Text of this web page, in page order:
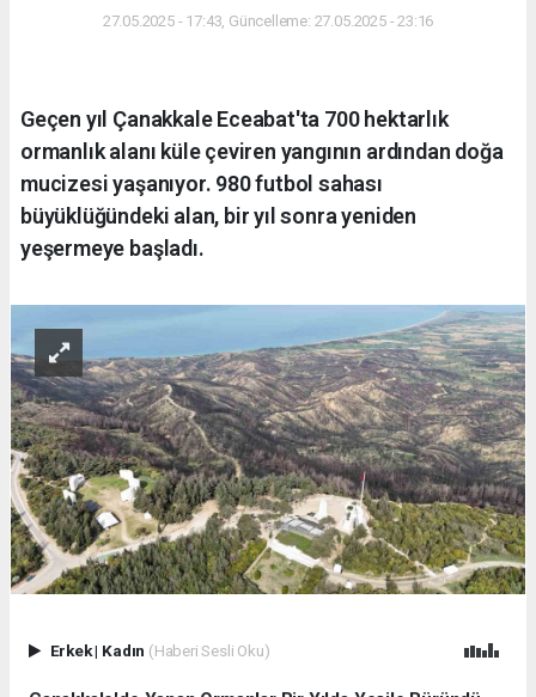
27.05.2025 - 17:43, Güncelleme: 27.05.2025 - 23:16
Geçen yıl Çanakkale Eceabat'ta 700 hektarlık
ormanlık alanı küle çeviren yangının ardından doğa
mucizesi yaşanıyor. 980 futbol sahası
büyüklüğündeki alan, bir yıl sonra yeniden
yeşermeye başladı.
Erkek| Kadın (Haberi Sesli Oku)